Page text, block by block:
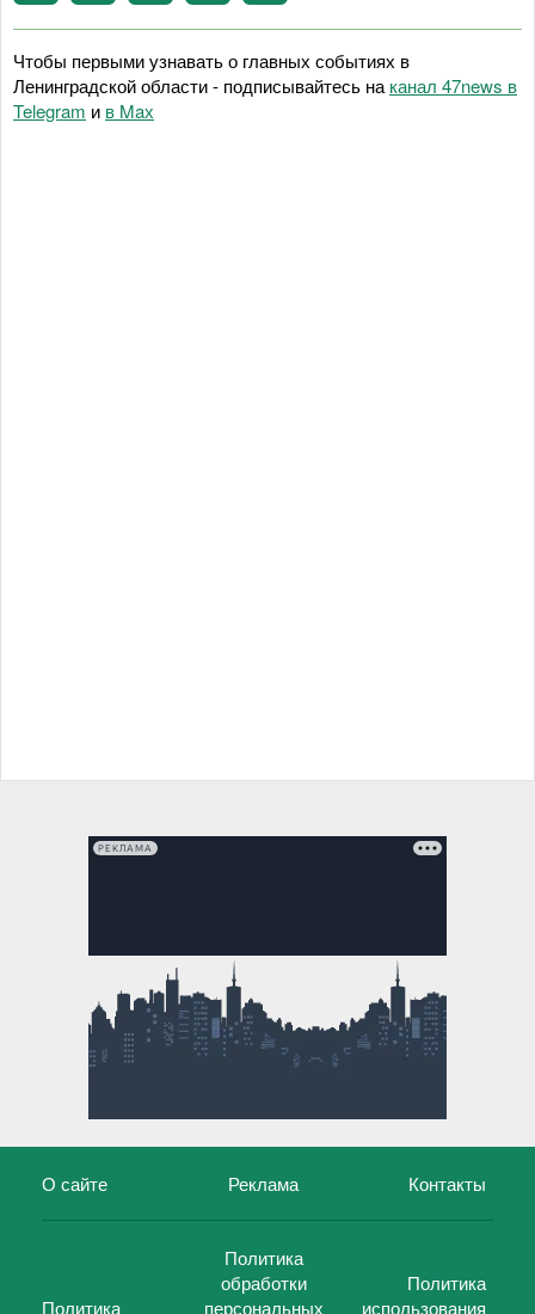
Чтобы первыми узнавать о главных событиях в
Ленинградской области - подписывайтесь на канал 47news в
Telegram и в Maх
РЕКЛАМА
О сайте Реклама Контакты
Политика
Политика
обработки
персональных
Политика
использования